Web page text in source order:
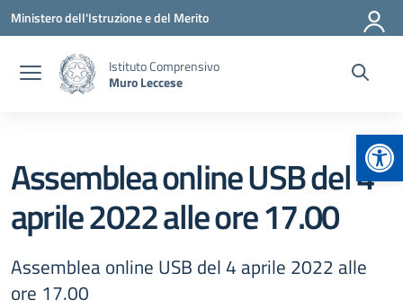
Vai ai contenuti
Vai al menu di navigazione
Vai al footer
Ministero dell'Istruzione e del Merito
Istituto Comprensivo
Muro Leccese
Assemblea online USB del 4
aprile 2022 alle ore 17.00
Assemblea online USB del 4 aprile 2022 alle
ore 17.00